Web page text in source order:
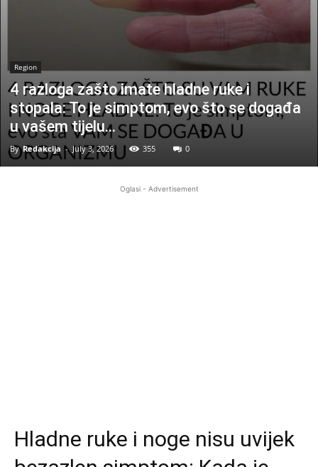
Region
4 razloga zašto imate hladne ruke i
stopala: To je simptom, evo što se događa
u vašem tijelu…
By Redakcija - July 3, 2026 355 0
Oglasi - Advertisement
Hladne ruke i noge nisu uvijek